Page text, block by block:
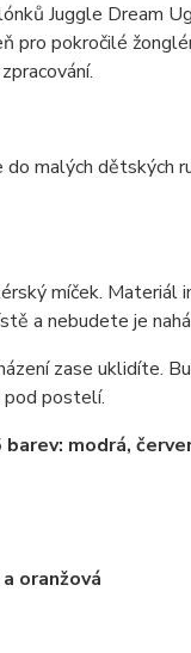
Juggle Dream
pro pokročilé
malých dětských
míček. Materiál
a nebudete je
zase uklidíte.
pod postelí.
modrá,
oranžová